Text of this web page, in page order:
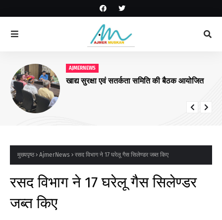
AJMERNEWS
खाद्य सुरक्षा एवं सतर्कता समिति की बैठक आयोजित
मुख्यपृष्ठ AjmerNews रसद विभाग ने 17 घरेलू गैस सिलेण्डर जब्त किए
रसद विभाग ने 17 घरेलू गैस सिलेण्डर
जब्त किए